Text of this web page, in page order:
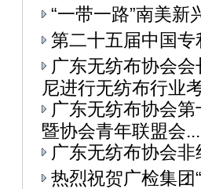
“一带一路”南美
第二十五届中国
广东无纺布协会
尼进行无纺布行业
广东无纺布协会
暨协会青年联盟会...
广东无纺布协会
热烈祝贺广检集团